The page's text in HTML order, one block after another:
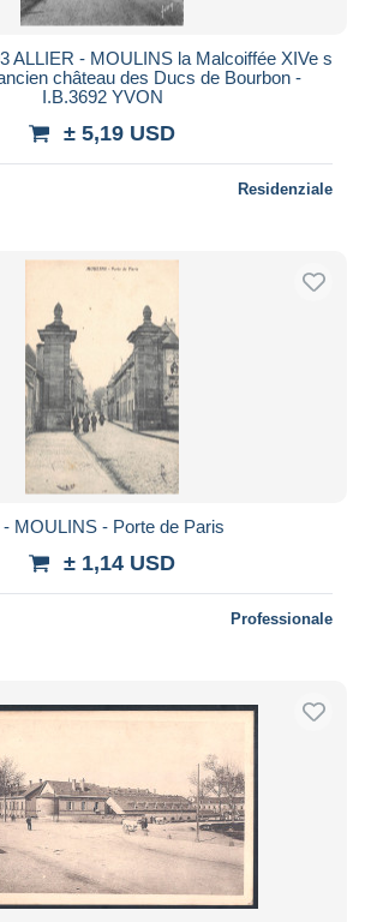
ALLIER - MOULINS la Malcoiffée XIVe s
château des Ducs de Bourbon -
I.B.3692 YVON
± 5,19 USD
Residenziale
- MOULINS - Porte de Paris
± 1,14 USD
Professionale